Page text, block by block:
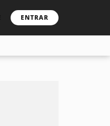
ENTRAR